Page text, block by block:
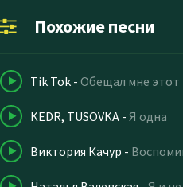
Похожие песни
Tik Tok - Обещал мне
KEDR, TUSOVKA - Я одна
Виктория Качур -